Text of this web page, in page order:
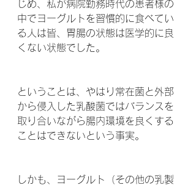
じめ、私が病院勤務時代の患者様の
中でヨーグルトを習慣的に食べてい
る人は皆、胃腸の状態は医学的に良
くない状態でした。
ということは、やはり常在菌と外部
から侵入した乳酸菌ではバランスを
取り合いながら腸内環境を良くする
ことはできないという事実。
しかも、ヨーグルト（その他の乳製